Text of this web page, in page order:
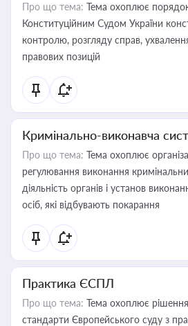
Про що тема: Тема охоплює
Конституційним Судом України
контролю, розгляду справ,
правових позицій
Кримінально-виконавча
Про що тема: Тема охоплює
регулювання виконання
діяльність органів і установ
осіб, які відбувають покарання
Практика ЄСПЛ
Про що тема: Тема охоплює рішення,
стандарти Європейського суду з